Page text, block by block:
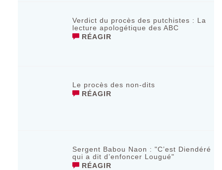
Verdict du procès des putchistes : La
lecture apologétique des ABC
RÉAGIR
Le procès des non-dits
RÉAGIR
Sergent Babou Naon : "C’est Diendéré
qui a dit d’enfoncer Lougué"
RÉAGIR